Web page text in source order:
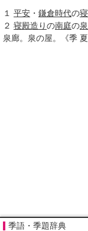
１
平安 ・ 鎌倉時代の
２ 寝殿造りの南庭の
泉廊。泉の屋。《季 夏
季語・季題辞典